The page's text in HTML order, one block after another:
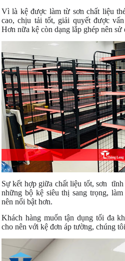
Vì là kệ được làm từ sơn chất liệu
cao, chịu tải tốt, giải quyết được
Hơn nữa kệ còn dạng lắp ghép nên
Sự kết hợp giữa chất liệu tốt, sơn
những bộ kệ siêu thị sang trọng,
nên nổi bật hơn.
Khách hàng muốn tận dụng tối đa
cho nên với kệ đơn áp tường, chúng